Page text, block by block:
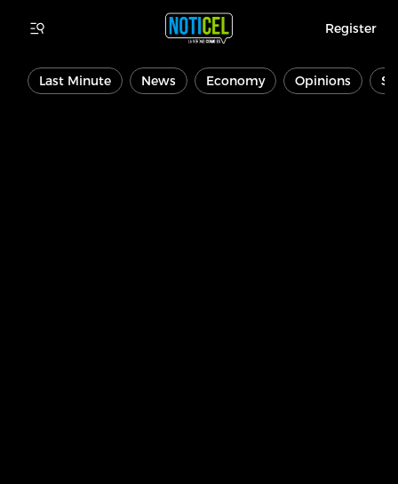
Register
Last Minute News Economy Opinions